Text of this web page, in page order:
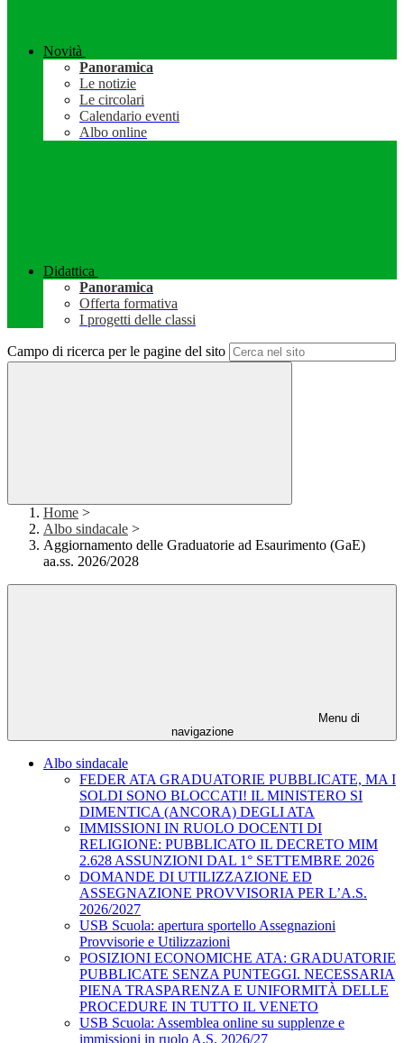
Novità
Panoramica
Le notizie
Le circolari
Calendario eventi
Albo online
Didattica
Panoramica
Offerta formativa
I progetti delle classi
Campo di ricerca per le pagine del sito
Home >
Albo sindacale >
Aggiornamento delle Graduatorie ad Esaurimento (GaE)
aa.ss. 2026/2028
Menu di
navigazione
Albo sindacale
FEDER ATA GRADUATORIE PUBBLICATE, MA I
SOLDI SONO BLOCCATI! IL MINISTERO SI
DIMENTICA (ANCORA) DEGLI ATA
IMMISSIONI IN RUOLO DOCENTI DI
RELIGIONE: PUBBLICATO IL DECRETO MIM
2.628 ASSUNZIONI DAL 1° SETTEMBRE 2026
DOMANDE DI UTILIZZAZIONE ED
ASSEGNAZIONE PROVVISORIA PER L’A.S.
2026/2027
USB Scuola: apertura sportello Assegnazioni
Provvisorie e Utilizzazioni
POSIZIONI ECONOMICHE ATA: GRADUATORIE
PUBBLICATE SENZA PUNTEGGI. NECESSARIA
PIENA TRASPARENZA E UNIFORMITÀ DELLE
PROCEDURE IN TUTTO IL VENETO
USB Scuola: Assemblea online su supplenze e
immissioni in ruolo A.S. 2026/27